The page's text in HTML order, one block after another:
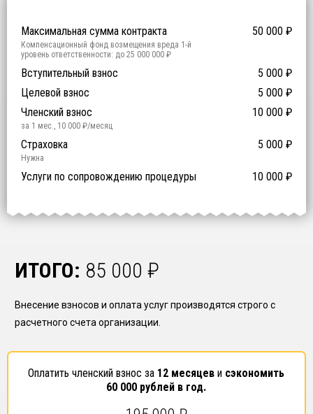
Максимальная сумма контракта
50 000 ₽
Компенсационный фонд возмещения вреда 1 -й
уровень ответственности: до 25 000 000 ₽
Участие в гос. тендерах и аукционах 0 ₽
Компенсационный фонд договорных обязательств
й уровень ответственности:
Вступительный взнос 5 000 ₽
Целевой взнос
5 000 ₽
Членский взнос
10 000 ₽
за 1 мес., 10 000 ₽/месяц
Предоставление специалистов НРС 0 ₽
0₽ за человека
Сертификат ISO 9001 14 500 ₽
ISO 9001
Сертификат ISO 14001 14 500 ₽
ISO 14001
Сертификат OHSAS 18001 14 500 ₽
OHSAS 18001
Страховка 5 000 ₽
Нужна
Услуги по сопровождению процедуры 10 000 ₽
ИТОГО: 85 000 ₽
Внесение взносов и оплата услуг производятся строго с
расчетного счета организации.
Оплатить членский взнос за 12 месяцев и сэкономить
60 000 рублей в год.